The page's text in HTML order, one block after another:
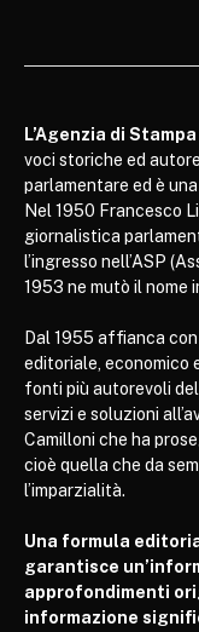
L’Agenzia di
voci storiche ed
parlamentare ed è
Nel 1950 Francesco
giornalistica
l’ingresso nell’ASP
1953 ne mutò il nome
Dal 1955 affianca
editoriale, economico
fonti più autorevoli
servizi e soluzioni
Camilloni che ha
cioè quella che da
l’imparzialità.
Una formula
garantisce
approfondimenti
informazione